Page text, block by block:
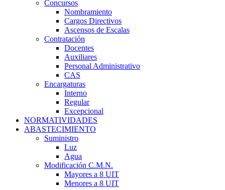
Concursos
Nombramiento
Cargos Directivos
Ascensos de Escalas
Contratación
Docentes
Auxiliares
Personal Administrativo
CAS
Encargaturas
Interno
Regular
Excepcional
NORMATIVIDADES
ABASTECIMIENTO
Suministro
Luz
Agua
Modificación C.M.N.
Mayores a 8 UIT
Menores a 8 UIT